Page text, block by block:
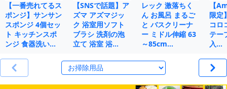
【一番売れてるス
ポンジ】サンサン
スポンジ 4個セッ
ト キッチンスポ
ンジ 食器洗い…
【SNSで話題】ア
ズマ アズマジッ
ク 浴室用ソフト
ブラシ 洗剤の泡
立て 浴室 浴…
レック 激落ちく
ん お風呂 まるご
と バスクリーナ
ー ミドル伸縮 63
～85cm…
【
限定
コロ
テー
入…